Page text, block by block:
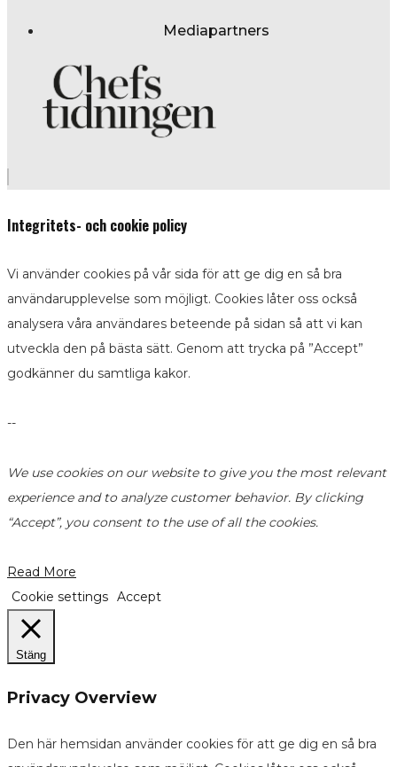
Mediapartners
Integritets- och cookie policy
Vi använder cookies på vår sida för att ge dig en så bra
användarupplevelse som möjligt. Cookies låter oss också
analysera våra användares beteende på sidan så att vi kan
utveckla den på bästa sätt. Genom att trycka på ”Accept”
godkänner du samtliga kakor.
--
We use cookies on our website to give you the most relevant
experience and to analyze customer behavior. By clicking
“Accept”, you consent to the use of all the cookies.
Read More
Cookie settings Accept
Stäng
Privacy Overview
Den här hemsidan använder cookies för att ge dig en så bra